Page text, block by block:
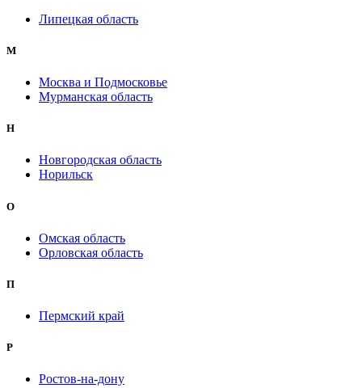
Липецкая область
М
Москва и Подмосковье
Мурманская область
Н
Новгородская область
Норильск
О
Омская область
Орловская область
П
Пермский край
Р
Ростов-на-дону